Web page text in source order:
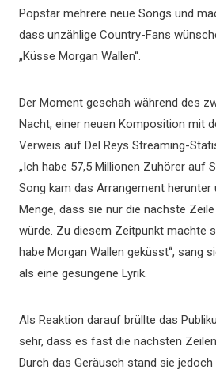
Popstar mehrere neue Songs und
dass unzählige Country-Fans
„Küsse Morgan Wallen“.
Der Moment geschah während des
Nacht, einer neuen Komposition mit
Verweis auf Del Reys Streaming-
„Ich habe 57,5 ​​Millionen Zuhörer auf
Song kam das Arrangement herunter
Menge, dass sie nur die nächste
würde. Zu diesem Zeitpunkt machte
habe Morgan Wallen geküsst“, sang
als eine gesungene Lyrik.
Als Reaktion darauf brüllte das
sehr, dass es fast die nächsten
Durch das Geräusch stand sie